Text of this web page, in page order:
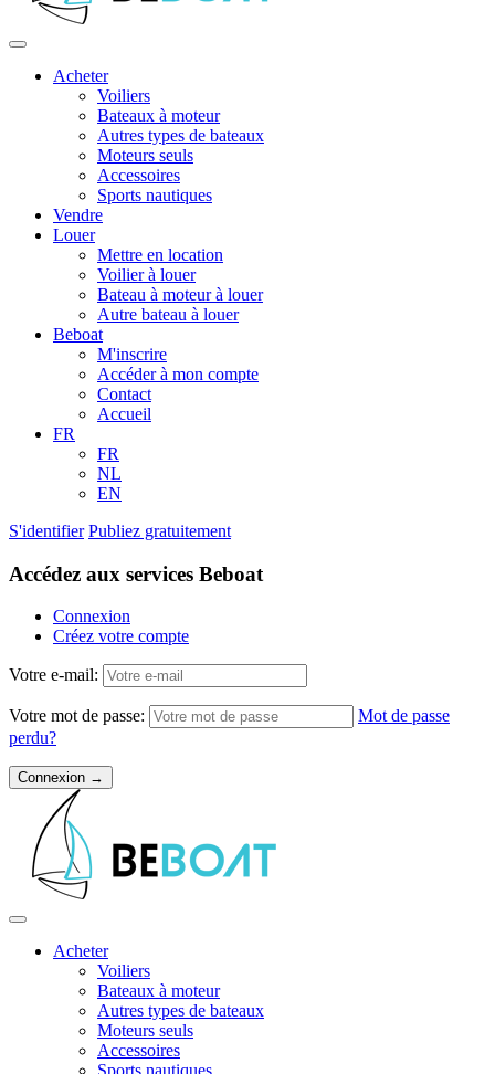
Acheter
Voiliers
Bateaux à moteur
Autres types de bateaux
Moteurs seuls
Accessoires
Sports nautiques
Vendre
Louer
Mettre en location
Voilier à louer
Bateau à moteur à louer
Autre bateau à louer
Beboat
M'inscrire
Accéder à mon compte
Contact
Accueil
FR
FR
NL
EN
S'identifier Publiez gratuitement
Accédez aux services Beboat
Connexion
Créez votre compte
Votre e-mail:
Votre mot de passe:
Mot de passe
perdu?
Acheter
Voiliers
Bateaux à moteur
Autres types de bateaux
Moteurs seuls
Accessoires